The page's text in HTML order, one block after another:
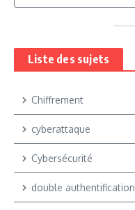
Liste des sujets
Chiffrement
cyberattaque
Cybersécurité
double authentification